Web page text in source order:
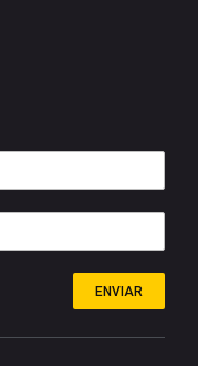
ENVIAR